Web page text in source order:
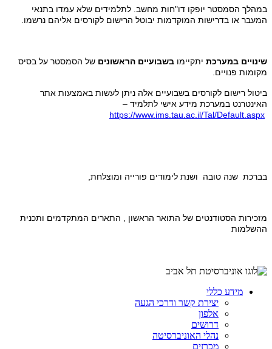
במהלך הסמסטר יופקו דו"חות מחשב. לתלמידים שלא עמדו בתנאי
המעבר או בדרישות המוקדמות יבוטל הרישום לקורסים אליהם נרשמו.
שינויים במערכת יתקיימו בשבועיים הראשונים של הסמסטר על בסיס
מקומות פנויים.
ביטול רישום לקורסים בשבועיים אלה ניתן לעשות באמצעות אתר
האינטרנט במערכת מידע אישי לתלמיד –
https://www.ims.tau.ac.il/Tal/Default.aspx
בברכת שנה טובה ושנת לימודים פורייה ומוצלחת,
מזכירות הסטודנטים של התואר הראשון , התארים המתקדמים ותכנית
ההשלמות
מידע כללי
יצירת קשר ודרכי הגעה
אלפון
דרושים
נהלי האוניברסיטה
מכרזים